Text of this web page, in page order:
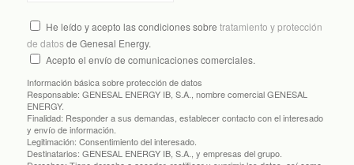
He leído y acepto las condiciones sobre tratamiento y protección
de datosde Genesal Energy.
Acepto el envío de comunicaciones comerciales.
Información básica sobre protección de datos
Responsable: GENESAL ENERGY IB, S.A., nombre comercial GENESAL
ENERGY.
Finalidad: Responder a sus demandas, establecer contacto con el interesado
y envío de información.
Legitimación: Consentimiento del interesado.
Destinatarios: GENESAL ENERGY IB, S.A., y empresas del grupo.